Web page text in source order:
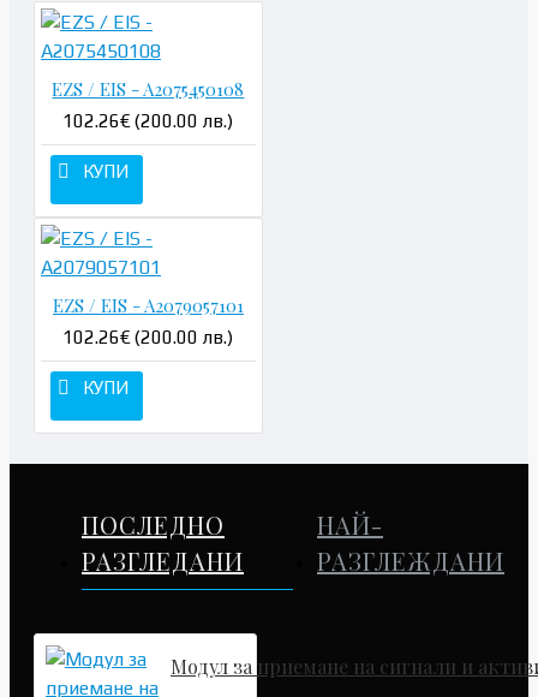
EZS / EIS - A2075450108
102.26€ (200.00 лв.)
КУПИ
EZS / EIS - A2079057101
102.26€ (200.00 лв.)
КУПИ
ПОСЛЕДНО
РАЗГЛЕДАНИ
НАЙ-
РАЗГЛЕЖДАНИ
Модул за приемане на сигнали и